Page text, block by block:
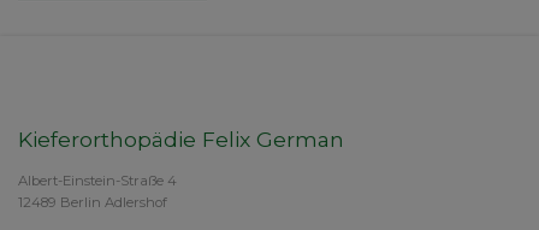
Kieferorthopädie Felix German
Albert-Einstein-Straße 4
12489 Berlin Adlershof